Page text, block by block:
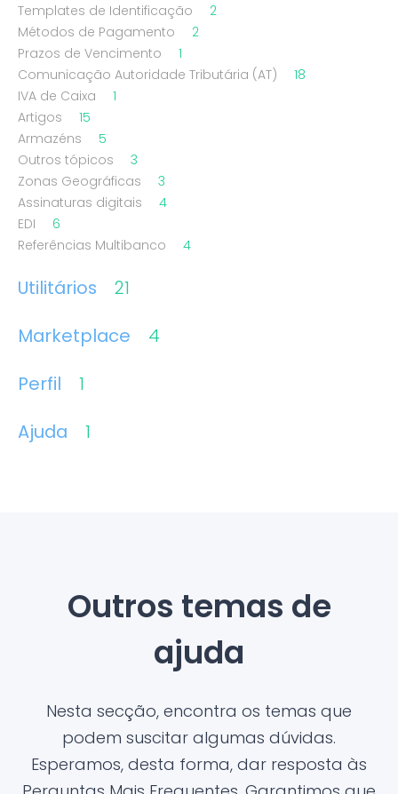
Templates de Identificação
2
Métodos de Pagamento
2
Prazos de Vencimento
1
Comunicação Autoridade Tributária (AT)
18
IVA de Caixa
1
Artigos
15
Armazéns
5
Outros tópicos
3
Zonas Geográficas
3
Assinaturas digitais
4
EDI
6
Referências Multibanco
4
Utilitários
21
Marketplace
4
Perfil
1
Ajuda
1
Outros temas de
ajuda
Nesta secção, encontra os temas que
podem suscitar algumas dúvidas.
Esperamos, desta forma, dar resposta às